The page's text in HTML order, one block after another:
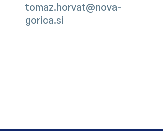
tomaz.horvat@nova-
gorica.si